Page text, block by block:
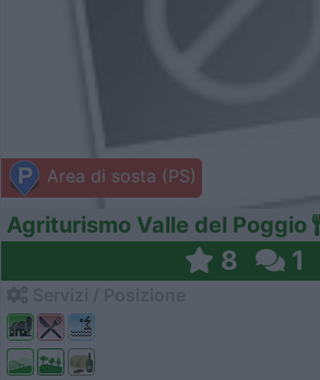
Area di sosta (PS)
Agriturismo Valle del Poggio
8 1